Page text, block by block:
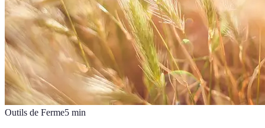
Outils de Ferme5 min